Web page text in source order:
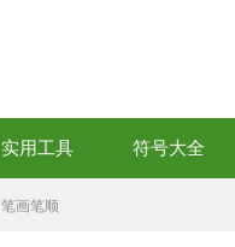
实用工具 符号大全
笔画笔顺